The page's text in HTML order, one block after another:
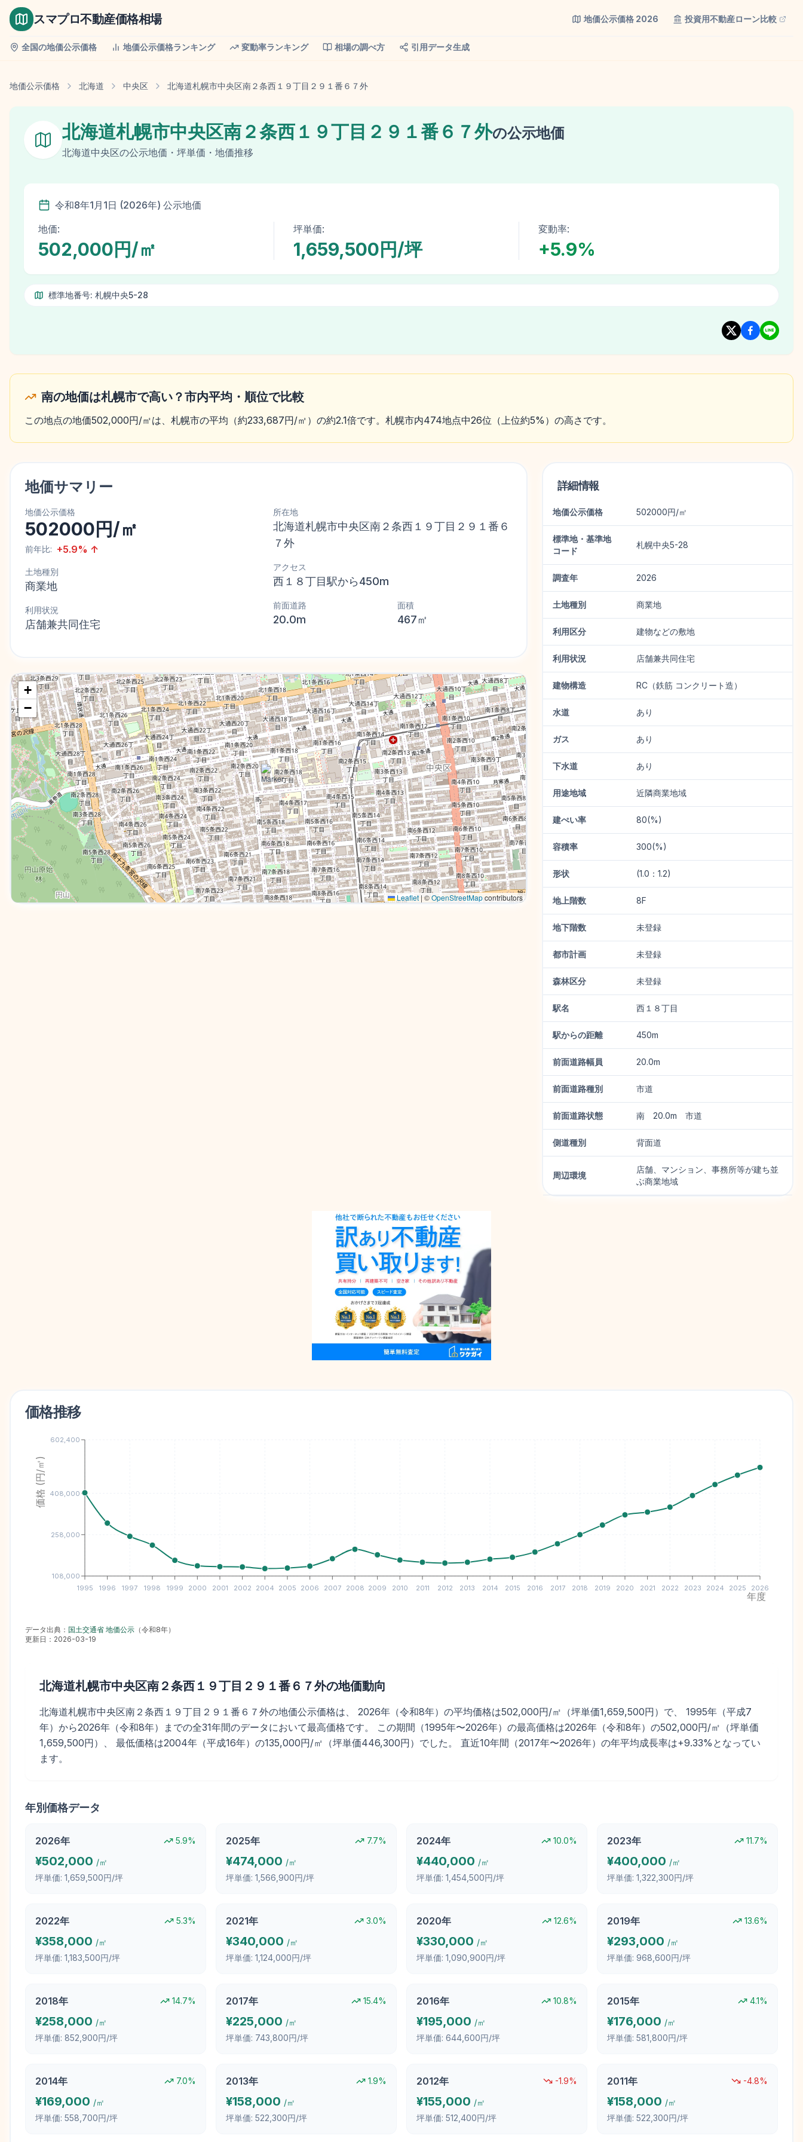
スマプロ不動産価格相場 地価公示価格 2026 投資用不動産ローン比較
全国の地価公示価格 地価公示価格ランキング 変動率ランキング 相場の調べ方 引用データ生成
地価公示価格 北海道 中央区 北海道札幌市中央区南２条西１９丁目２９１番６７外
北海道札幌市中央区南２条西１９丁目２９１番６７外の公示地価
北海道中央区の公示地価 ・坪単価・地価推移
令和8年1月1日 (2026年) 公示地価
地価:
502,000円/㎡
坪単価:
1,659,500円/坪
変動率:
+5.9%
標準地番号: 札幌中央5-28
南の地価は札幌市で高い？市内平均・順位で比較
この地点の地価502,000円/㎡は、札幌市の平均（約233,687円/㎡）の約2.1倍です。札幌市内474地点中26位（上位約5%）の高さです。
地価サマリー
地価公示価格
502000円/㎡
前年比: +5.9% ↑
土地種別
商業地
利用状況
店舗兼共同住宅
所在地
北海道札幌市中央区南２条西１９丁目２９１番６
７外
アクセス
西１８丁目駅から450m
前面道路
20.0m
面積
467㎡
+
−
Leaflet |©OpenStreetMapcontributors
詳細情報
地価公示価格 502000円/㎡
標準地・基準地
コード
札幌中央5-28
調査年 2026
土地種別 商業地
利用区分 建物などの敷地
利用状況 店舗兼共同住宅
建物構造 RC（鉄筋 コンクリート造）
水道 あり
ガス あり
下水道 あり
用途地域 近隣商業地域
建ぺい率 80(%)
容積率 300(%)
形状 (1.0：1.2)
地上階数 8F
地下階数 未登録
都市計画 未登録
森林区分 未登録
駅名 西１８丁目
駅からの距離 450m
前面道路幅員 20.0m
前面道路種別 市道
前面道路状態 南 20.0m 市道
側道種別 背面道
周辺環境
店舗、マンション、事務所等が建ち並
ぶ商業地域
価格推移
1995 1996 1997 1998 1999 2000 2001 2002 2004 2005 2006 2007 2008 2009 2010 2011 2012 2013 2014 2015 2016 2017 2018 2019 2020 2021 2022 2023 2024 2025 2026
年度
108,000
258,000
408,000
602,400
価格 (円/㎡)
データ出典： 国土交通省 地価公示 （令和8年）
更新日： 2026-03-19
北海道札幌市中央区南２条西１９丁目２９１番６７外の地価動向
北海道札幌市中央区南２条西１９丁目２９１番６７外の地価公示価格は、 2026年（令和8年）の平均価格は502,000円/㎡（坪単価1,659,500円）で、 1995年（平成7
年）から2026年（令和8年）までの全31年間のデータにおいて最高価格です。 この期間（1995年〜2026年）の最高価格は2026年（令和8年）の502,000円/㎡（坪単価
1,659,500円）、 最低価格は2004年（平成16年）の135,000円/㎡（坪単価446,300円）でした。 直近10年間（2017年〜2026年）の年平均成長率は+9.33%となってい
ます。
年別価格データ
2026年 5.9%
¥502,000 /㎡
坪単価: 1,659,500円/坪
2025年 7.7%
¥474,000 /㎡
坪単価: 1,566,900円/坪
2024年 10.0%
¥440,000 /㎡
坪単価: 1,454,500円/坪
2023年 11.7%
¥400,000 /㎡
坪単価: 1,322,300円/坪
2022年 5.3%
¥358,000 /㎡
坪単価: 1,183,500円/坪
2021年 3.0%
¥340,000 /㎡
坪単価: 1,124,000円/坪
2020年 12.6%
¥330,000 /㎡
坪単価: 1,090,900円/坪
2019年 13.6%
¥293,000 /㎡
坪単価: 968,600円/坪
2018年 14.7%
¥258,000 /㎡
坪単価: 852,900円/坪
2017年 15.4%
¥225,000 /㎡
坪単価: 743,800円/坪
2016年 10.8%
¥195,000 /㎡
坪単価: 644,600円/坪
2015年 4.1%
¥176,000 /㎡
坪単価: 581,800円/坪
2014年 7.0%
¥169,000 /㎡
坪単価: 558,700円/坪
2013年 1.9%
¥158,000 /㎡
坪単価: 522,300円/坪
2012年 -1.9%
¥155,000 /㎡
坪単価: 512,400円/坪
2011年 -4.8%
¥158,000 /㎡
坪単価: 522,300円/坪